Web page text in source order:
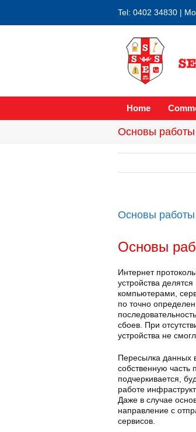
Tel: 0402 34830 |
Home
Основы работы
Основы работы
Основы
Интернет
устройства
компьютерами,
по точно
сбоев. При
устройства не
Пересылка данных
собственную
подчеркивается,
работе
Даже в случае
направление с
сервисов.